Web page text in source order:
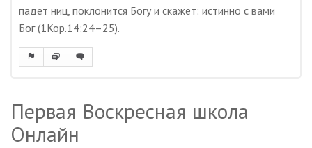
падет ниц, поклонится Богу и скажет: истинно с вами
Бог (1Кор.14:24–25).
Первая Воскресная школа
Онлайн